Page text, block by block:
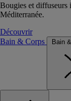
Bougies et diffuseurs
Méditerranée.
Découvrir
Bain & Corps
Bain